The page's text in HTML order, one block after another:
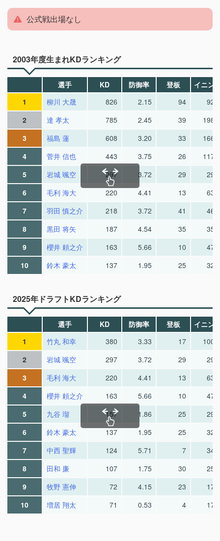
公式戦出場なし
2003年度生まれKDランキング
選手 KD 防御率 登板
イニン
1
柳川 大晟 826 2.15 94
92.0
2
達 孝太 785 2.45 39
198.1
3
福島 蓮 608 3.20 33
166.0
4
菅井 信也 443 3.75 26
117.2
5
岩城 颯空 297 3.72 29
29.0
6
毛利 海大 220 4.41 13
63.1
7
羽田 慎之介 218 3.72 41
46.0
8
黒田 将矢 187 4.54 35
35.2
9
櫻井 頼之介 163 5.66 10
47.2
10
鈴木 豪太 137 1.95 25 32.1
2025年ドラフトKDランキング
選手 KD 防御率 登板
イニン
1
竹丸 和幸 380 3.33 17
100.0
2
岩城 颯空 297 3.72 29
29.0
3
毛利 海大 220 4.41 13
63.1
4
櫻井 頼之介 163 5.66 10
47.2
5
九谷 瑠 157 1.86 25
29.0
6
鈴木 豪太 137 1.95 25
32.1
7
中西 聖輝 124 5.71 7
34.2
8
田和 廉 107 1.75 30
25.2
9
牧野 憲伸 72 4.15 23
17.1
10
増居 翔太 71 0.53 4 17.0